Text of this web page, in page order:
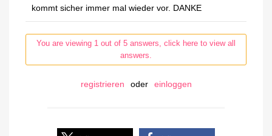
kommt sicher immer mal wieder vor. DANKE
You are viewing 1 out of 5 answers, click here to view all
answers.
registrieren oder einloggen